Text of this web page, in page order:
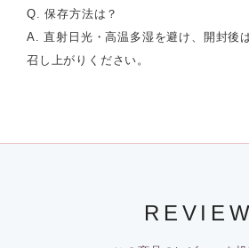
Q. 保存方法は？
A. 直射日光・高温多湿を避け、開封後
召し上がりください。
REVIEW